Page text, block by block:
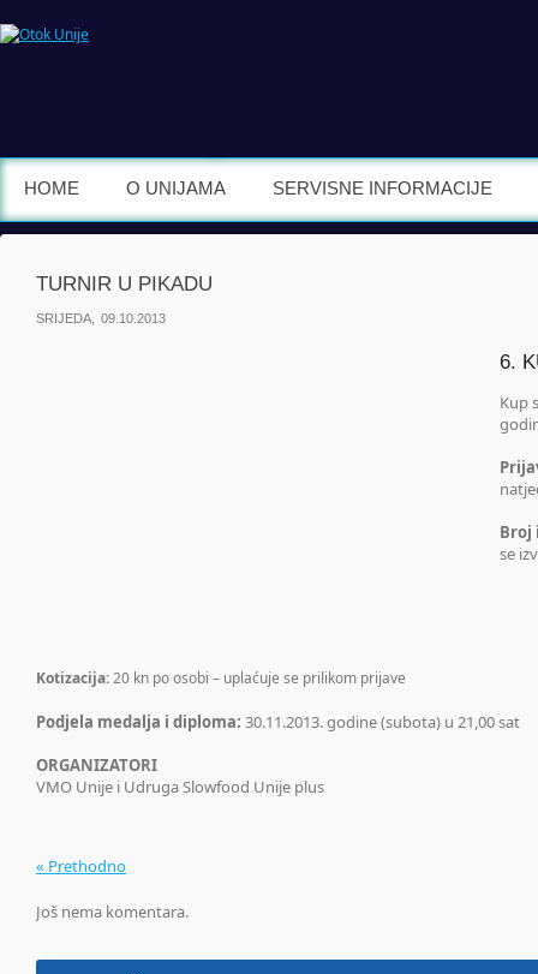
HOME O UNIJAMA SERVISNE INFORMACIJE
TURNIR U PIKADU
SRIJEDA, 09.10.2013
6.
Kup
Broj
se
Kotizacija:20 kn po osobi – uplaćuje se prilikom prijave
Podjela medalja i diploma: 30.11.2013. godine (subota) u 21,00 sat
ORGANIZATORI
VMO Unije i Udruga Slowfood Unije plus
« Prethodno
Još nema komentara.